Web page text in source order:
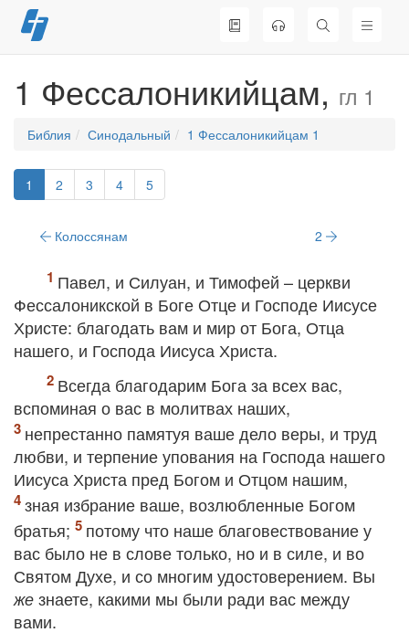
Перейти
к
1 Фессалоникийцам, гл 1
Библия Синодальный 1 Фессалоникийцам 1
1 2 3 4 5
Колоссянам 2
Павел, и Силуан, и Тимофей – церкви
Фессалоникской в Боге Отце и Господе Иисусе
Христе: благодать вам и мир от Бога, Отца
нашего, и Господа Иисуса Христа.
Всегда благодарим Бога за всех вас,
вспоминая о вас в молитвах наших,
непрестанно памятуя ваше дело веры, и труд
любви, и терпение упования на Господа нашего
Иисуса Христа пред Богом и Отцом нашим,
зная избрание ваше, возлюбленные Богом
братья;
потому что наше благовествование у
вас было не в слове только, но и в силе, и во
Святом Духе, и со многим удостоверением. Вы
же знаете, какими мы были ради вас между
вами.